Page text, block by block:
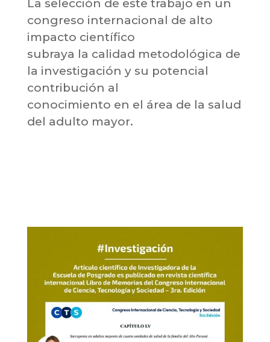
La selección de este trabajo en un
congreso internacional de alto
impacto científico
subraya la calidad metodológica de
la investigación y su potencial
contribución al
conocimiento en el área de la salud
del adulto mayor.